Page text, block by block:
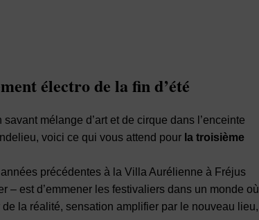
électro de la fin d’été
mélange d’art et de cirque dans l’enceinte
voici ce qui vous attend pour la troisième
années précédentes à la Villa Aurélienne à Fréjus
– est d’emmener les festivaliers dans un monde où
la réalité, sensation amplifier par le nouveau lieu,